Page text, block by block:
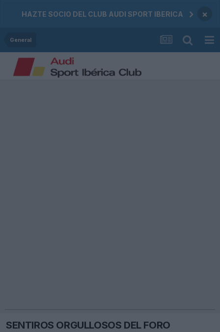
HAZTE SOCIO DEL CLUB AUDI SPORT IBERICA ×
General
SENTIROS ORGULLOSOS DEL FORO